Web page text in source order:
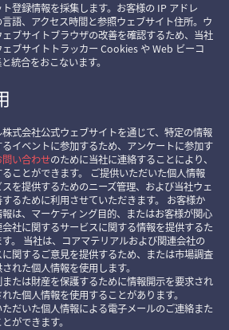
登録情報を採集します。お客様の IP アドレ
語、アクセス時間と参照ウェブサイト住所。ウ
ブサイトブラウザの改善を確認するため、当社
ブサイトトラッカー Cookies や Web ビーコ
統合をおこないます。
式会社公式ウェブサイトを通じて、特定の情報
イベントに参加するため、アンケートに参加す
問い合わせのために当社に連絡することにより、
ことができます。 ご提供いただいた個人情報
を提供するためのニーズ管理、および当社ウェ
るために利用させていただきます。 お客様か
は、マーケティング目的、またはお客様が関心
社に関するサービスに関する情報を提供するた
。 当社は、コアマテリアルおよび関連会社の
関するご意見を提供するため、または市場調査
れた個人情報を使用します。
たは財産を保護するために情報開示を要求され
た個人情報を使用することがあります。
だいた個人情報による電子メールのご連絡また
ができます。